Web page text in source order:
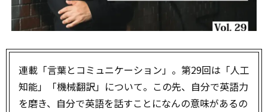
連載「言葉とコミュニケーション」。第29回は「人工
知能」「機械翻訳」について。この先、自分で英語力
を磨き、自分で英語を話すことになんの意味があるの